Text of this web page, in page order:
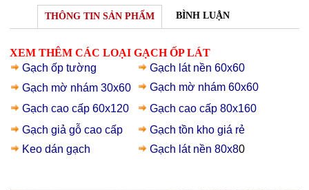
THÔNG TIN SẢN PHẨM BÌNH LUẬN
XEM THÊM CÁC LOẠI GẠCH ỐP LÁT
Gạchốp tường
Gạch lát nền 60x60
Gạch mờ nhám 30x60
Gạch mờ nhám 60x60
Gạch cao cấp 60x120
Gạch cao cấp 80x160
Gạch giả gỗ cao cấp Gạch tồn kho giá rẻ
Keo dán gạch
Gạch lát nền 80x80